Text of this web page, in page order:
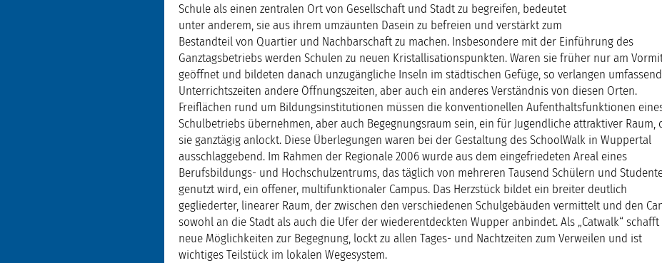
Schule als einen zentralen Ort von Gesellschaft und Stadt zu begreifen, bedeutet
unter anderem, sie aus ihrem umzäunten Dasein zu befreien und verstärkt zum
Bestandteil von Quartier und Nachbarschaft zu machen. Insbesondere mit der Einführung des
Ganztagsbetriebs werden Schulen zu neuen Kristallisationspunkten. Waren sie früher nur am
geöffnet und bildeten danach unzugängliche Inseln im städtischen Gefüge, so verlangen
Unterrichtszeiten andere Öffnungszeiten, aber auch ein anderes Verständnis von diesen Orten.
Freiflächen rund um Bildungsinstitutionen müssen die konventionellen Aufenthaltsfunktionen
Schulbetriebs übernehmen, aber auch Begegnungsraum sein, ein für Jugendliche attraktiver Raum,
sie ganztägig anlockt. Diese Überlegungen waren bei der Gestaltung des SchoolWalk in Wuppertal
ausschlaggebend. Im Rahmen der Regionale 2006 wurde aus dem eingefriedeten Areal eines
Berufsbildungs- und Hochschulzentrums, das täglich von mehreren Tausend Schülern und
genutzt wird, ein offener, multifunktionaler Campus. Das Herzstück bildet ein breiter deutlich
gegliederter, linearer Raum, der zwischen den verschiedenen Schulgebäuden vermittelt und den
sowohl an die Stadt als auch die Ufer der wiederentdeckten Wupper anbindet. Als „Catwalk“ schafft
neue Möglichkeiten zur Begegnung, lockt zu allen Tages- und Nachtzeiten zum Verweilen und ist
wichtiges Teilstück im lokalen Wegesystem.